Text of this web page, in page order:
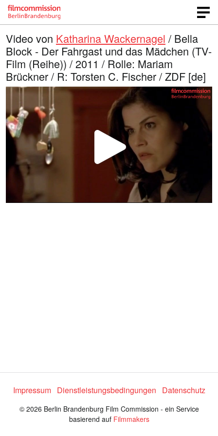
Video von Katharina Wackernagel / Bella
Block - Der Fahrgast und das Mädchen (TV-
Film (Reihe)) / 2011 / Rolle: Mariam
Brückner / R: Torsten C. Fischer / ZDF [de]
V
i
b
s
Impressum Dienstleistungsbedingungen Datenschutz
© 2026 Berlin Brandenburg Film Commission - ein Service
basierend auf Filmmakers